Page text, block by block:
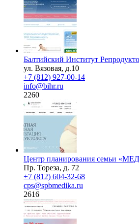
Балтийский Институт
ул. Вязовая, д.10
+7 (812) 927-00-14
info@bihr.ru
2260
Центр планирования семьи
Пр. Тореза, д. 72
+7 (812) 604-32-68
cps@spbmedika.ru
2616